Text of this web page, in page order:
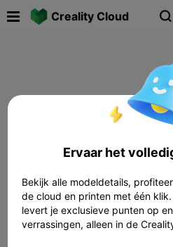
Creality Cloud 
Ervaar het
Bekijk alle modeldetails,
de cloud en printen met één
levert je exclusieve punten op
verrassingen, alleen in de